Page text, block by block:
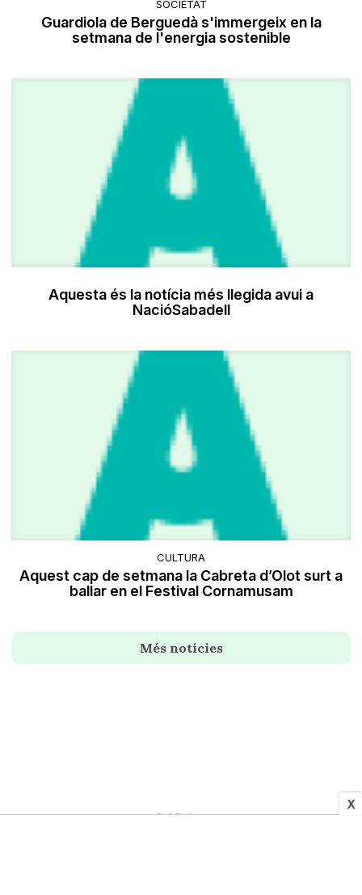
X
SOCIETAT
Guardiola de Berguedà s'immergeix en la
setmana de l'energia sostenible
Aquesta és la notícia més llegida avui a
NacióSabadell
CULTURA
Aquest cap de setmana la Cabreta d’Olot surt a
ballar en el Festival Cornamusam
Més notícies